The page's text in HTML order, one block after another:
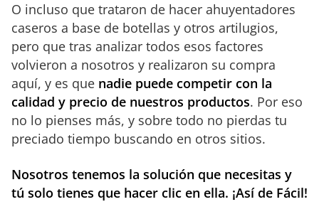
O incluso que trataron de hacer ahuyentadores
caseros a base de botellas y otros artilugios,
pero que tras analizar todos esos factores
volvieron a nosotros y realizaron su compra
aquí, y es que nadie puede competir con la
calidad y precio de nuestros productos. Por eso
no lo pienses más, y sobre todo no pierdas tu
preciado tiempo buscando en otros sitios.
Nosotros tenemos la solución que necesitas y
tú solo tienes que hacer clic en ella. ¡Así de Fácil!